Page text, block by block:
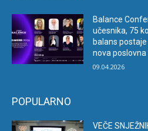
Balance
učesnika, 75
balans
nova
09.04.2026
POPULARNO
VEČE